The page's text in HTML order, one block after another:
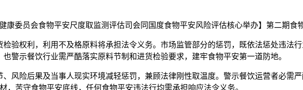
委员会食物平安尺度取监测评估司会同国度食物平安风险评估核心举办】第二期食
权利，利用不及格原料将承担法令义务。市场监管部分的惩罚，既依法惩处违法
也警示餐饮行业需严酷落实原料节制和进货检验要求，建牢食物平安第一道防地。
险后果及当事人现实环境减轻惩罚，兼顾法律刚性取温度。警示餐饮运营者必需
，苦守食物平安底线，任何食物平安违法行均需承担响应法令义务。